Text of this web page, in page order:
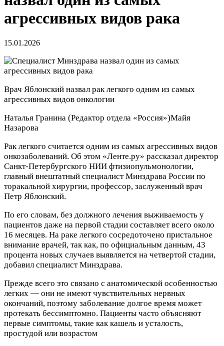
агрессивных видов рака
15.01.2026
Врач Яблонский назвал рак легкого одним из самых
агрессивных видов онкологии
Наталья Гранина (Редактор отдела «Россия»)Майя
Назарова
Рак легкого считается одним из самых агрессивных видов
онкозаболеваний. Об этом «Ленте.ру» рассказал директор
Санкт-Петербургского НИИ фтизиопульмонологии,
главный внештатный специалист Минздрава России по
торакальной хирургии, профессор, заслуженный врач
Петр Яблонский.
По его словам, без должного лечения выживаемость у
пациентов даже на первой стадии составляет всего около
16 месяцев. На раке легкого сосредоточено пристальное
внимание врачей, так как, по официальным данным, 43
процента новых случаев выявляется на четвертой стадии,
добавил специалист Минздрава.
Прежде всего это связано с анатомической особенностью
легких — они не имеют чувствительных нервных
окончаний, поэтому заболевание долгое время может
протекать бессимптомно. Пациенты часто объясняют
первые симптомы, такие как кашель и усталость,
простудой или возрастом